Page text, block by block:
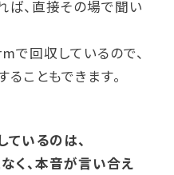
、直接その場で聞い
回収しているので、
こともできます。
いるのは、
く、本音が言い合え